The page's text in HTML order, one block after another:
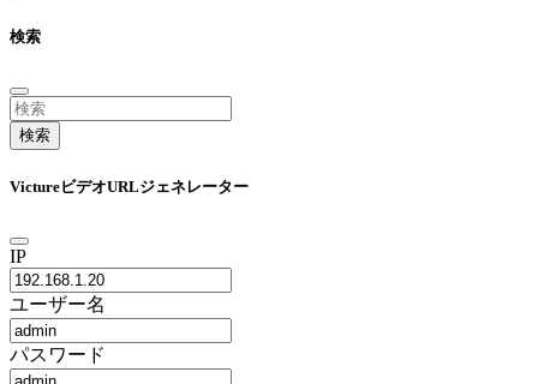
検索
検索
VictureビデオURLジェネレーター
IP
ユーザー名
パスワード